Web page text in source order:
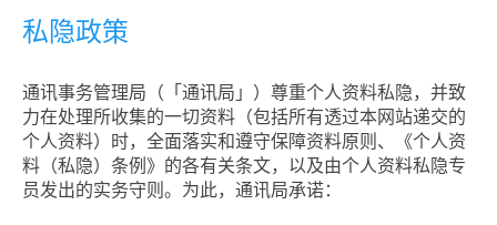
私隐政策
通讯事务管理局（「通讯局」）尊重个人资料私隐，并致
力在处理所收集的一切资料（包括所有透过本网站递交的
个人资料）时，全面落实和遵守保障资料原则、《个人资
料（私隐）条例》的各有关条文，以及由个人资料私隐专
员发出的实务守则。为此，通讯局承诺：